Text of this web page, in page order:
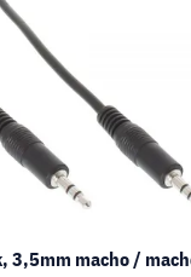
3,5mm macho /